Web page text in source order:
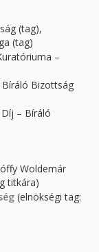
(tag),
(tag)
–
Bíráló Bizottság
– Bíráló
Woldemár
titkára)
(elnökségi tag: